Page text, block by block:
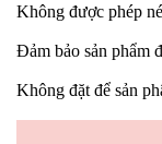
Không được phép
Đảm bảo sản phẩm
Không đặt để sản